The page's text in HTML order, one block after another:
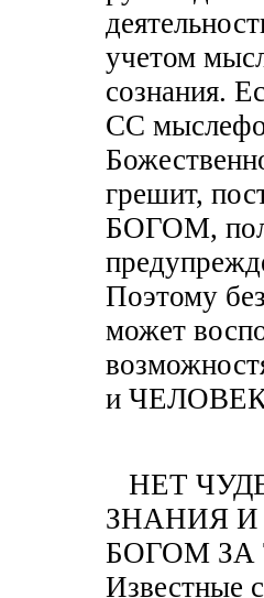
учетом
сознания.
СС
грешит,
БОГОМ,
Поэтому
может
и ЧЕЛОВЕК
НЕТ
ЗНАНИЯ
БОГОМ ЗА
Известные